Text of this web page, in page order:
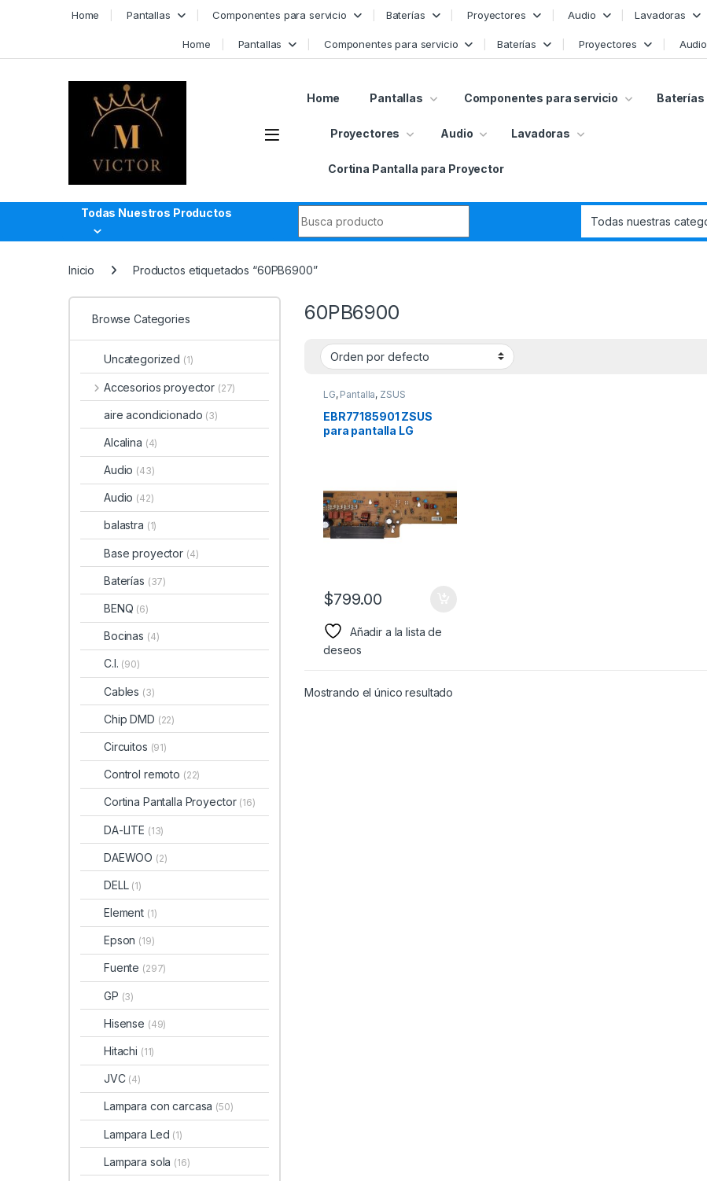
Home Pantallas Componentes para servicio Baterías Proyectores Audio Lavadoras
Home Pantallas Componentes para servicio Baterías Proyectores Audio
Home Pantallas Componentes para servicio Baterías
Proyectores Audio Lavadoras
Cortina Pantalla para Proyector
Todas Nuestros Productos
Inicio Productos etiquetados “60PB6900”
60PB6900
LG, Pantalla, ZSUS
EBR77185901 ZSUS
para pantalla LG
$799.00
Añadir a la lista de
deseos
Mostrando el único resultado
Browse Categories
Uncategorized (1)
Accesorios proyector (27)
aire acondicionado (3)
Alcalina (4)
Audio (43)
Audio (42)
balastra (1)
Base proyector (4)
Baterías (37)
BENQ (6)
Bocinas (4)
C.I. (90)
Cables (3)
Chip DMD (22)
Circuitos (91)
Control remoto (22)
Cortina Pantalla Proyector (16)
DA-LITE (13)
DAEWOO (2)
DELL (1)
Element (1)
Epson (19)
Fuente (297)
GP (3)
Hisense (49)
Hitachi (11)
JVC (4)
Lampara con carcasa (50)
Lampara Led (1)
Lampara sola (16)